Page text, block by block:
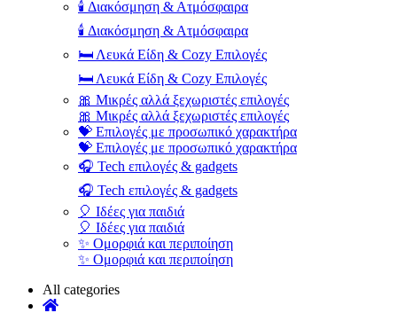
🕯️ Διακόσμηση & Ατμόσφαιρα
🕯️ Διακόσμηση & Ατμόσφαιρα
🛏️ Λευκά Είδη & Cozy Επιλογές
🛏️ Λευκά Είδη & Cozy Επιλογές
🎀 Μικρές αλλά ξεχωριστές επιλογές
🎀 Μικρές αλλά ξεχωριστές επιλογές
💝 Επιλογές με προσωπικό χαρακτήρα
💝 Επιλογές με προσωπικό χαρακτήρα
🎧 Tech επιλογές & gadgets
🎧 Tech επιλογές & gadgets
🎈 Ιδέες για παιδιά
🎈 Ιδέες για παιδιά
✨ Ομορφιά και περιποίηση
✨ Ομορφιά και περιποίηση
All categories